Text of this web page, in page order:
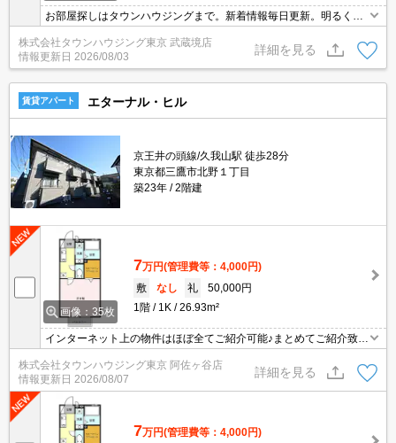
お部屋探しはタウンハウジングまで。新着情報毎日更新。明るく元
気なスタッフがお待ちしております。
株式会社タウンハウジング東京 武蔵境店
情報更新日 2026/08/03
詳細を見る
賃貸アパート エターナル・ヒル
京王井の頭線/久我山駅 徒歩28分
東京都三鷹市北野１丁目
築23年
2階建
画像：35枚
7万円(管理費等：4,000円)
敷
なし 礼
50,000円
1階
1K 26.93m²
インターネット上の物件はほぼ全てご紹介可能♪まとめてご紹介致し
ます♪お気軽にお問合せください！お部屋探しはタウンハウジングま
で☆新着情報毎日更新☆
株式会社タウンハウジング東京 阿佐ヶ谷店
情報更新日 2026/08/07
詳細を見る
7万円(管理費等：4,000円)